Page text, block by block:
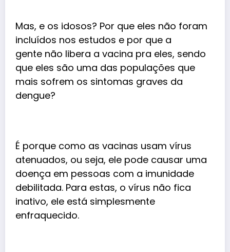
Mas, e os idosos? Por que eles não foram
incluídos nos estudos e por que a
gente não libera a vacina pra eles, sendo
que eles são uma das populações que
mais sofrem os sintomas graves da
dengue?
É porque como as vacinas usam vírus
atenuados, ou seja, ele pode causar uma
doença em pessoas com a imunidade
debilitada. Para estas, o vírus não fica
inativo, ele está simplesmente
enfraquecido.